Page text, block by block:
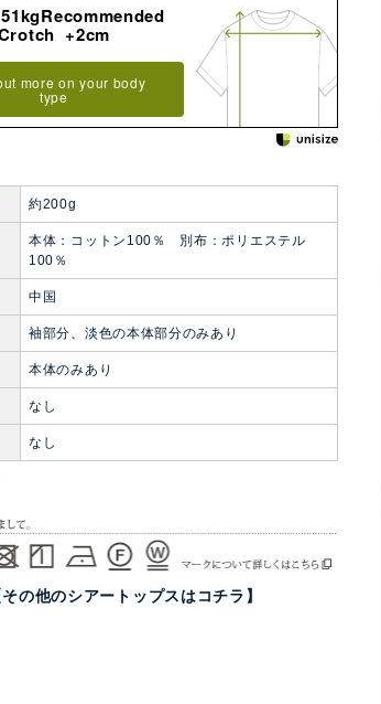
+2cm
more on your body
type
約200g
本体：コットン100％ 別布：ポリエステル
100％
中国
袖部分、淡色の本体部分のみあり
本体のみあり
なし
なし
その他のシアートップスはコチラ】